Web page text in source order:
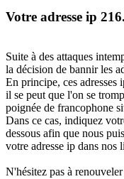
Votre adresse ip
Suite à des attaques
la décision de bannir les
En principe, ces adresses
il se peut que l'on se
poignée de francophone
Dans ce cas, indiquez
dessous afin que nous
votre adresse ip dans nos
N'hésitez pas à